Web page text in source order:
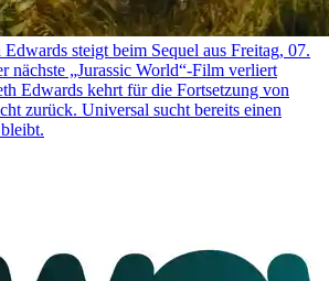
steigt beim Sequel aus Freitag, 07.
nächste „Jurassic World“-Film verliert
Edwards kehrt für die Fortsetzung von
zurück. Universal sucht bereits einen